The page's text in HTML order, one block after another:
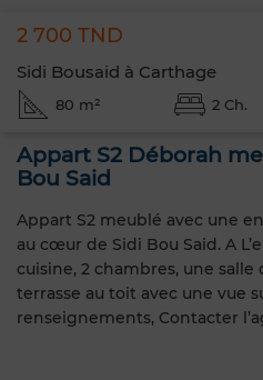
2 700 TND
Sidi Bousaid à Carthage
80 m² 2 Ch.
Appart S2 Déborah
Bou Said
Appart S2 meublé avec une
au cœur de Sidi Bou Said. A
cuisine, 2 chambres, une
terrasse au toit avec une vue
renseignements, Contacter